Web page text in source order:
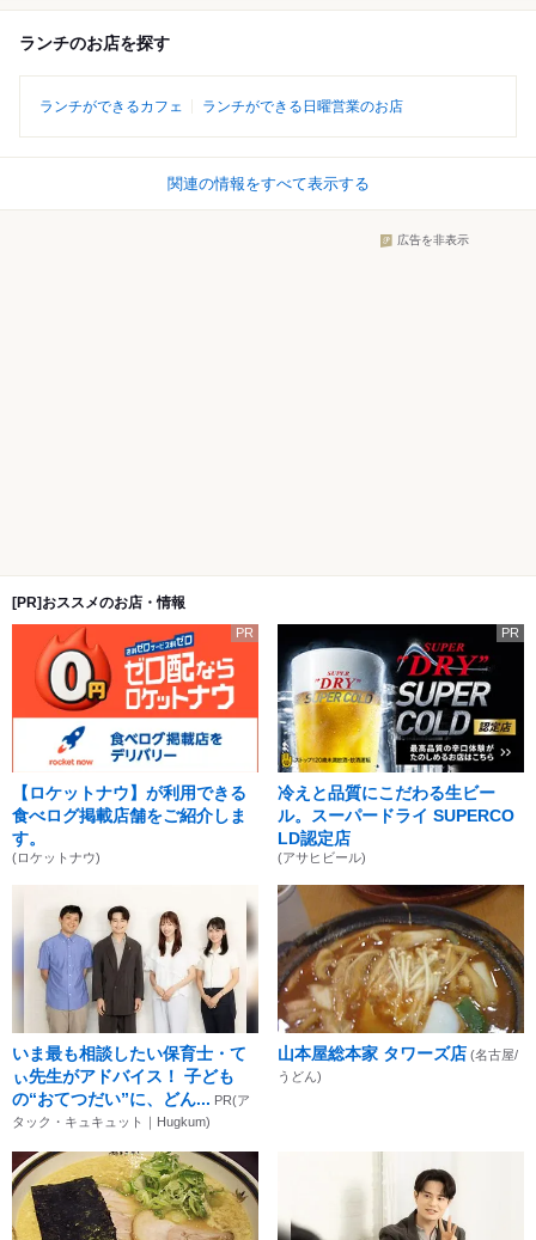
ランチのお店を探す
ランチができるカフェ ランチができる日曜営業のお店
関連の情報をすべて表示する
広告を非表示
[PR]おススメのお店・情報
PR
【ロケットナウ】が利用できる
食べログ掲載店舗をご紹介しま
す。
(ロケットナウ)
PR
冷えと品質にこだわる生ビー
ル。スーパードライ SUPERCO
LD認定店
(アサヒビール)
いま最も相談したい保育士・て
ぃ先生がアドバイス！ 子ども
の“おてつだい”に、どん... PR(ア
タック・キュキュット｜Hugkum)
山本屋総本家 タワーズ店 (名古屋/
うどん)